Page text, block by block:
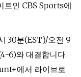
트인 CBS Sports에
30분(EST)/오전 9
6)와 대결합니다.
에서 라이브로